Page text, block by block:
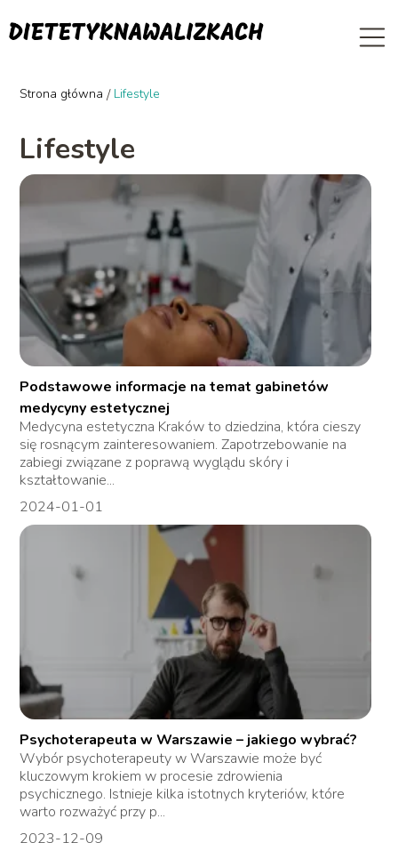
Strona główna / Lifestyle
Lifestyle
Podstawowe informacje na temat gabinetów
medycyny estetycznej
Medycyna estetyczna Kraków to dziedzina, która cieszy
się rosnącym zainteresowaniem. Zapotrzebowanie na
zabiegi związane z poprawą wyglądu skóry i
kształtowanie...
2024-01-01
Psychoterapeuta w Warszawie – jakiego wybrać?
Wybór psychoterapeuty w Warszawie może być
kluczowym krokiem w procesie zdrowienia
psychicznego. Istnieje kilka istotnych kryteriów, które
warto rozważyć przy p...
2023-12-09